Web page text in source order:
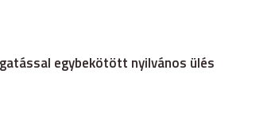
egybekötött nyilvános ülés